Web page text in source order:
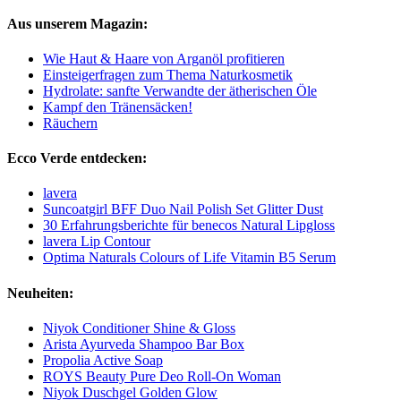
Aus unserem Magazin:
Wie Haut & Haare von Arganöl profitieren
Einsteigerfragen zum Thema Naturkosmetik
Hydrolate: sanfte Verwandte der ätherischen Öle
Kampf den Tränensäcken!
Räuchern
Ecco Verde entdecken:
lavera
Suncoatgirl BFF Duo Nail Polish Set Glitter Dust
30 Erfahrungsberichte für benecos Natural Lipgloss
lavera Lip Contour
Optima Naturals Colours of Life Vitamin B5 Serum
Neuheiten:
Niyok Conditioner Shine & Gloss
Arista Ayurveda Shampoo Bar Box
Propolia Active Soap
ROYS Beauty Pure Deo Roll-On Woman
Niyok Duschgel Golden Glow